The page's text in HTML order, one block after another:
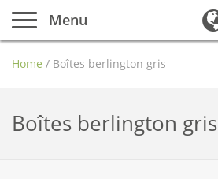
Menu
Home / Boîtes berlington gris
Boîtes berlington gris